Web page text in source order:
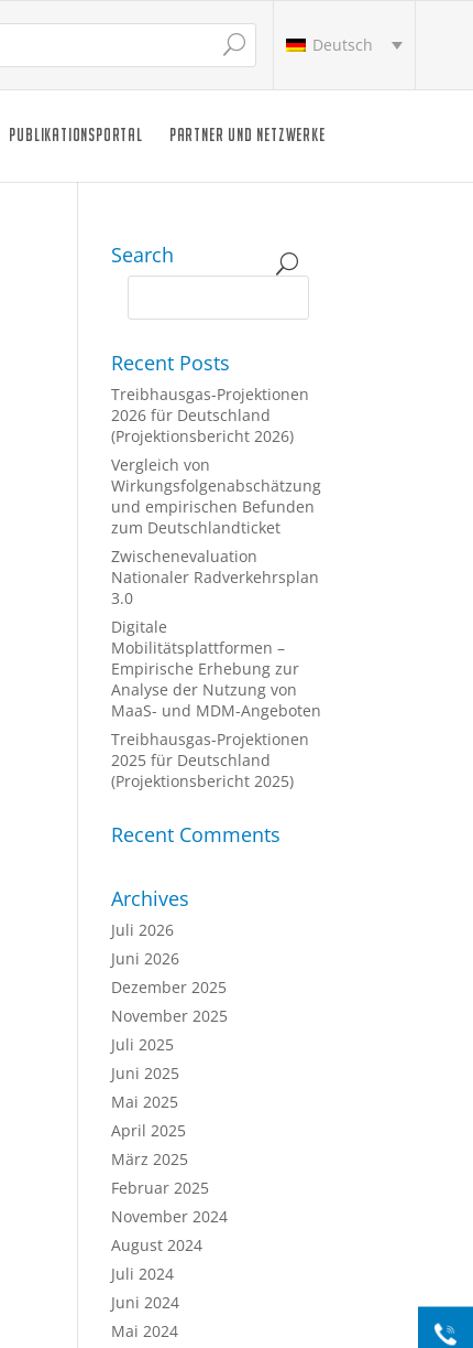
Deutsch
PUBLIKATIONSPORTAL PARTNER UND NETZWERKE
Search
Recent Posts
Treibhausgas-Projektionen
2026 für Deutschland
(Projektionsbericht 2026)
Vergleich von
Wirkungsfolgenabschätzung
und empirischen Befunden
zum Deutschlandticket
Zwischenevaluation
Nationaler Radverkehrsplan
3.0
Digitale
Mobilitätsplattformen –
Empirische Erhebung zur
Analyse der Nutzung von
MaaS- und MDM-Angeboten
Treibhausgas-Projektionen
2025 für Deutschland
(Projektionsbericht 2025)
Recent Comments
Archives
Juli 2026
Juni 2026
Dezember 2025
November 2025
Juli 2025
Juni 2025
Mai 2025
April 2025
März 2025
Februar 2025
November 2024
August 2024
Juli 2024
Juni 2024
Mai 2024